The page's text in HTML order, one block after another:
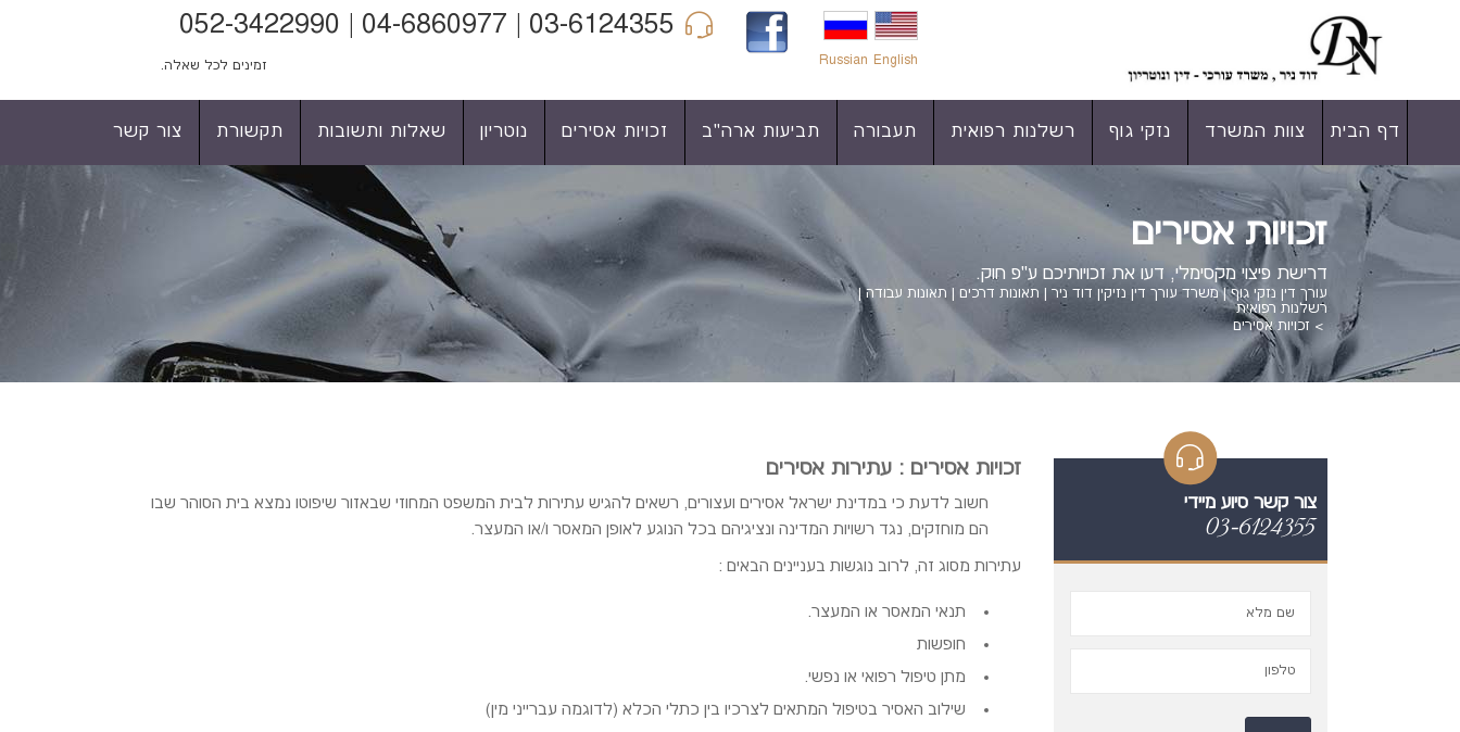
03-6124355 | 04-6860977 | 052-3422990
זמינים לכל שאלה. Russian English
דף הבית צוות המשרד נזקי גוף רשלנות רפואית תעבורה תביעות ארה"ב זכויות אסירים נוטריון שאלות ותשובות תקשורת צור קשר
זכויות אסירים
דרישת פיצוי מקסימלי, דעו את זכויותיכם ע"פ חוק.
עורך דין נזקי גוף | משרד עורך דין נזיקין דוד ניר | תאונות דרכים | תאונות עבודה |
רשלנות רפואית
> זכויות אסירים
זכויות אסירים : עתירות אסירים
חשוב לדעת כי במדינת ישראל אסירים ועצורים, רשאים להגיש עתירות לבית המשפט המחוזי שבאזור שיפוטו נמצא בית הסוהר שבו
הם מוחזקים, נגד רשויות המדינה ונציגיהם בכל הנוגע לאופן המאסר ו/או המעצר.
עתירות מסוג זה, לרוב נוגשות בעניינים הבאים :
תנאי המאסר או המעצר.
חופשות
מתן טיפול רפואי או נפשי.
שילוב האסיר בטיפול המתאים לצרכיו בין כתלי הכלא (לדוגמה עברייני מין)
צור קשר סיוע מיידי
03-6124355